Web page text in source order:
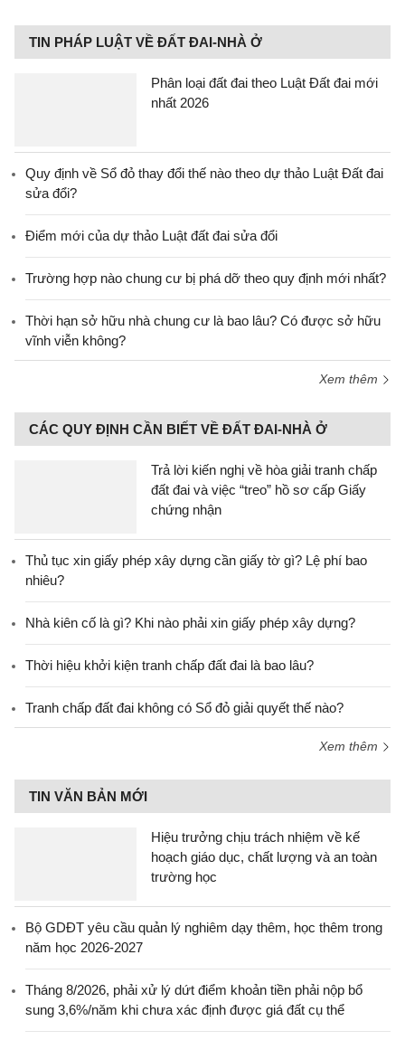
TIN PHÁP LUẬT VỀ ĐẤT ĐAI-NHÀ Ở
Phân loại đất đai theo Luật Đất đai mới
nhất 2026
Quy định về Sổ đỏ thay đổi thế nào theo dự thảo Luật Đất đai
sửa đổi?
Điểm mới của dự thảo Luật đất đai sửa đổi
Trường hợp nào chung cư bị phá dỡ theo quy định mới nhất?
Thời hạn sở hữu nhà chung cư là bao lâu? Có được sở hữu
vĩnh viễn không?
Xem thêm
CÁC QUY ĐỊNH CẦN BIẾT VỀ ĐẤT ĐAI-NHÀ Ở
Trả lời kiến nghị về hòa giải tranh chấp
đất đai và việc “treo” hồ sơ cấp Giấy
chứng nhận
Thủ tục xin giấy phép xây dựng cần giấy tờ gì? Lệ phí bao
nhiêu?
Nhà kiên cố là gì? Khi nào phải xin giấy phép xây dựng?
Thời hiệu khởi kiện tranh chấp đất đai là bao lâu?
Tranh chấp đất đai không có Sổ đỏ giải quyết thế nào?
Xem thêm
TIN VĂN BẢN MỚI
Hiệu trưởng chịu trách nhiệm về kế
hoạch giáo dục, chất lượng và an toàn
trường học
Bộ GDĐT yêu cầu quản lý nghiêm dạy thêm, học thêm trong
năm học 2026-2027
Tháng 8/2026, phải xử lý dứt điểm khoản tiền phải nộp bổ
sung 3,6%/năm khi chưa xác định được giá đất cụ thể